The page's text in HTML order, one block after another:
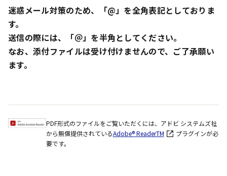
迷惑メール対策のため、「@」を全角表記としておりま
す。
送信の際には、「＠」を半角としてください。
なお、添付ファイルは受け付けませんので、ご了承願い
ます。
PDF形式のファイルをご覧いただくには、アドビ システムズ社
から無償提供されているAdobe® ReaderTM
プラグインが必
要です。